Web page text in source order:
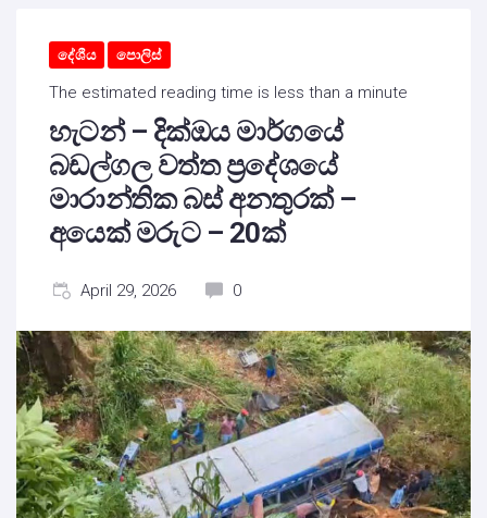
දේශීය පොලිස්
The estimated reading time is less than a minute
හැටන් – දික්ඔය මාර්ගයේ
බඩල්ගල වත්ත ප්‍රදේශයේ
මාරාන්තික බස් අනතුරක් –
අයෙක් මරුට – 20ක්
April 29, 2026 0